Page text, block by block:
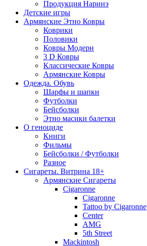
Продукция Наринэ
Детские игры
Армянские Этно Ковры
Коврики
Половики
Ковры Модерн
3 D Ковры
Классические Ковры
Армянские Ковры
Одежда. Обувь
Шарфы и шапки
Футболки
Бейсболки
Этно масики балетки
О геноциде
Книги
Фильмы
Бейсболки / Футболки
Разное
Сигареты. Витрина 18+
Армянские Сигареты
Cigaronne
Cigaronne
Tattoo by Cigaronne
Center
AMG
5th Street
Mackintosh